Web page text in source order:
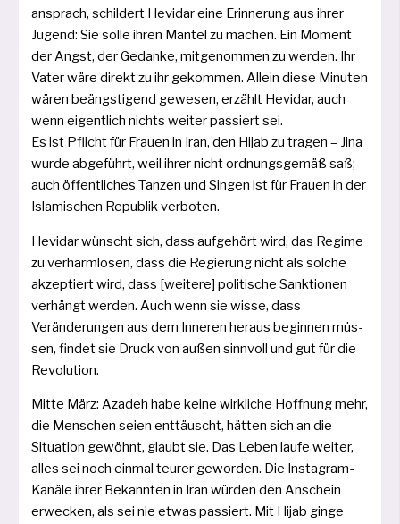
ansprach, schil­dert Hevidar eine Erinnerung aus ihrer
Jugend: Sie sol­le ihren Mantel zu machen. Ein Moment
der Angst, der Gedanke, mit­ge­nom­men zu wer­den. Ihr
Vater wäre direkt zu ihr gekom­men. Allein die­se Minuten
wären beängs­ti­gend gewe­sen, erzählt Hevidar, auch
wenn eigent­lich nichts wei­ter pas­siert sei.
Es ist Pflicht für Frauen in Iran, den Hijab zu tra­gen – Jina
wur­de abge­führt, weil ihrer nicht ord­nungs­ge­mäß saß;
auch öffent­li­ches Tanzen und Singen ist für Frauen in der
Islamischen Republik verboten.
Hevidar wünscht sich, dass auf­ge­hört wird, das Regime
zu ver­harm­lo­sen, dass die Regierung nicht als sol­che
akzep­tiert wird, dass [wei­te­re] poli­ti­sche Sanktionen
ver­hängt wer­den. Auch wenn sie wis­se, dass
Veränderungen aus dem Inneren her­aus begin­nen müs­
sen, fin­det sie Druck von außen sinn­voll und gut für die
Revolution.
Mitte März: Azadeh habe kei­ne wirk­li­che Hoffnung mehr,
die Menschen sei­en ent­täuscht, hät­ten sich an die
Situation gewöhnt, glaubt sie. Das Leben lau­fe wei­ter,
alles sei noch ein­mal teu­rer gewor­den. Die Instagram-
Kanäle ihrer Bekannten in Iran wür­den den Anschein
erwe­cken, als sei nie etwas pas­siert. Mit Hijab gin­ge